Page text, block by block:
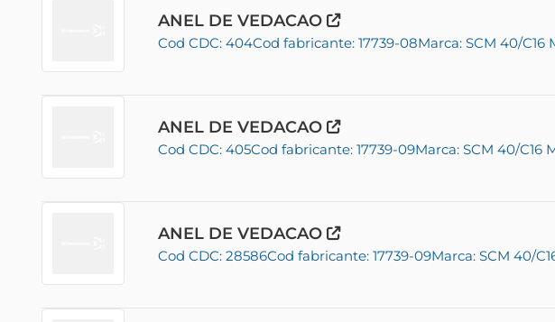
ANEL DE VEDACAO
Cod CDC: 404Cod fabricante: 17739-08Marca: SCM 40/C16
ANEL DE VEDACAO
Cod CDC: 405Cod fabricante: 17739-09Marca: SCM 40/C16
ANEL DE VEDACAO
Cod CDC: 28586Cod fabricante: 17739-09Marca: SCM 40/